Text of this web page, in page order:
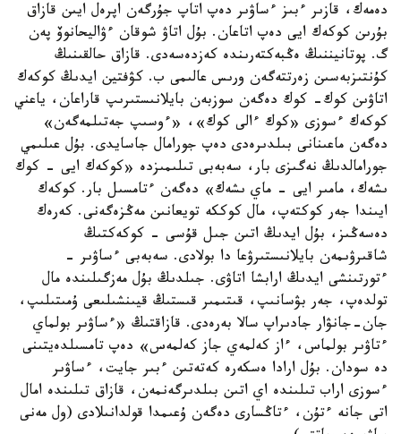
دەمەك، قازىر ءبىز ءساۋىر دەپ اتاپ جۇرگەن اپرەل ايىن قازاق
بۇرىن كوكەك ايى دەپ اتاعان. بۇل اتاۋ شوقان ءۋاليحانوۆ پەن
گ. پوتانيننىڭ ەڭبەكتەرىندە كەزدەسەدى. قازاق حالقىنىڭ
كۇنتىزبەسىن زەرتتەگەن ورىس عالىمى ب. كۋفتين ايدىڭ كوكەك
اتاۋىن كوك- كوك دەگەن سوزبەن بايلانىستىرىپ قاراعان، ياعني
كوكەك ءسوزى «كوك ءالى كوك»، «ءوسىپ جەتىلمەگەن»
دەگەن ماعىنانى بىلدىرەدى دەپ جورامال جاسايدى. بۇل عىلىمي
جورامالدىڭ نەگىزى بار، سەبەبى تىلىمىزدە «كوكەك ايى - كوك
ىشەك، مامىر ايى - ماي ىشەك» دەگەن ءتامسىل بار. كوكەك
ايىندا جەر كوكتەپ، مال كوككە تويعانىن مەڭزەگەنى. كەرەك
دەسەڭىز، بۇل ايدىڭ اتىن جىل قۇسى - كوكەكتىڭ
شاقىرۋىمەن بايلانىستىرۋعا دا بولادى. سەبەبى ءساۋىر -
ءتورتىنشى ايدىڭ ارابشا اتاۋى. جىلدىڭ بۇل مەزگىلىندە مال
تولدەپ، جەر بۋسانىپ، قىتىمىر قىستىڭ قيىنشىلىعى ۇمىتىلىپ،
جان-جانۋار جادىراپ سالا بەرەدى. قازاقتىڭ «ءساۋىر بولماي
ءتاۋىر بولماس، ءاز كەلمەي جاز كەلمەس» دەپ تامسىلدەيتىنى
دە سودان. بۇل ارادا ەسكەرە كەتەتىن ءبىر جايت، ءساۋىر
ءسوزى اراب تىلىندە اي اتىن بىلدىرگەنمەن، قازاق تىلىندە امال
اتى جانە ءتۇن، ءتاڭسارى دەگەن ۇعىمدا قولدانىلادى (ول مەنى